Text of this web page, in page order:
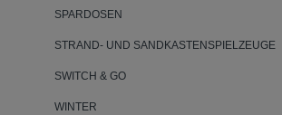
SPARDOSEN
STRAND- UND SANDKASTENSPIELZEUGE
SWITCH & GO
WINTER